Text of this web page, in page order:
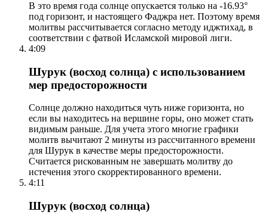
В это время года солнце опускается только на -16.93°
под горизонт, и настоящего Фаджра нет. Поэтому время
молитвы рассчитывается согласно методу иджтихад, в
соответствии с фатвой Исламской мировой лиги.
4:09
Шурук (восход солнца) с использованием
мер предосторожности
Солнце должно находиться чуть ниже горизонта, но
если вы находитесь на вершине горы, оно может стать
видимым раньше. Для учета этого многие графики
молитв вычитают 2 минуты из рассчитанного времени
для Шурук в качестве меры предосторожности.
Считается рискованным не завершать молитву до
истечения этого скорректированного времени.
4:11
Шурук (восход солнца)